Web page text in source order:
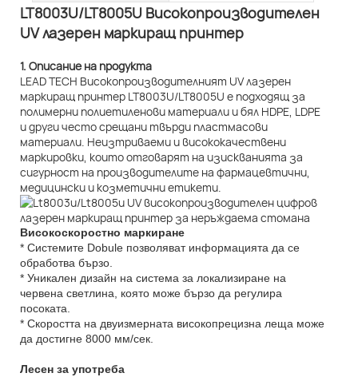
LT8003U/LT8005U Високопроизводителен
UV лазерен маркиращ принтер
1. Описание на продукта
LEAD TECH Високопроизводителният UV лазерен
маркиращ принтер LT8003U/LT8005U е подходящ за
полимерни полиетиленови материали и бял HDPE, LDPE
и други често срещани твърди пластмасови
материали. Неизтриваеми и висококачествени
маркировки, които отговарят на изискванията за
сигурност на производителите на фармацевтични,
медицински и козметични етикети.
Високоскоростно маркиране
* Системите Dobule позволяват информацията да се
обработва бързо.
* Уникален дизайн на система за локализиране на
червена светлина, която може бързо да регулира
посоката.
* Скоростта на двуизмерната високопрецизна леща може
да достигне 8000 мм/сек.
Лесен за употреба